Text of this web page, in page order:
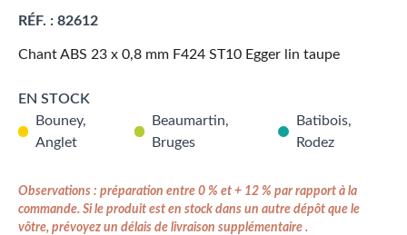
RÉF. : 82612
Chant ABS 23 x 0,8 mm F424 ST10 Egger lin taupe
EN STOCK
Bouney,
Anglet
Beaumartin,
Bruges
Batibois,
Rodez
Observations : préparation entre 0 % et + 12 % par rapport à la
commande. Si le produit est en stock dans un autre dépôt que le
vôtre, prévoyez un délais de livraison supplémentaire .